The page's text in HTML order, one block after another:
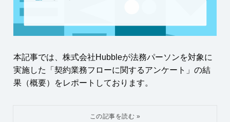
本記事では、株式会社Hubbleが法務パーソンを対象に
実施した「契約業務フローに関するアンケート」の結
果（概要）をレポートしております。